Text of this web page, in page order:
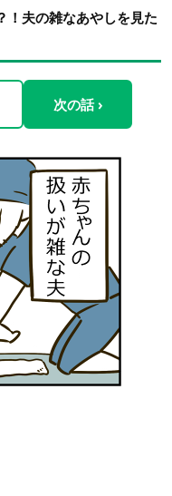
！夫の雑なあやしを見た
次の話 ›